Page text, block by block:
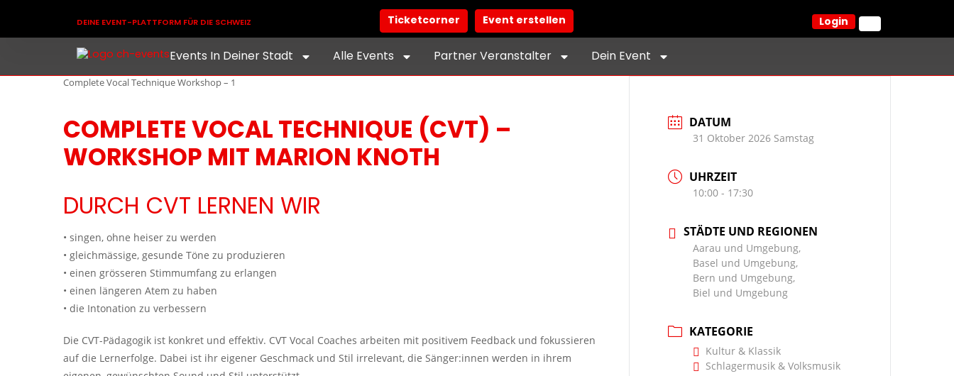
DEINE EVENT-PLATTFORM FÜR DIE SCHWEIZ Ticketcorner Event erstellen Login
Events In Deiner Stadt Alle Events Partner Veranstalter Dein Event
Complete Vocal Technique Workshop – 1
COMPLETE VOCAL TECHNIQUE (CVT) –
WORKSHOP MIT MARION KNOTH
DURCH CVT LERNEN WIR
• singen, ohne heiser zu werden
• gleichmässige, gesunde Töne zu produzieren
• einen grösseren Stimmumfang zu erlangen
• einen längeren Atem zu haben
• die Intonation zu verbessern
Die CVT-Pädagogik ist konkret und effektiv. CVT Vocal Coaches arbeiten mit positivem Feedback und fokussieren
auf die Lernerfolge. Dabei ist ihr eigener Geschmack und Stil irrelevant, die Sänger:innen werden in ihrem
DATUM
31 Oktober 2026 Samstag
UHRZEIT
10:00 - 17:30
STÄDTE UND REGIONEN
Aarau und Umgebung,
Basel und Umgebung,
Bern und Umgebung,
Biel und Umgebung
KATEGORIE
Kultur & Klassik
Schlagermusik & Volksmusik